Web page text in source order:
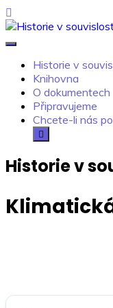
Skip
to
content
Historie v
Knihovna
O dokumentech
Připravujeme
Chcete-li nás
Historie v